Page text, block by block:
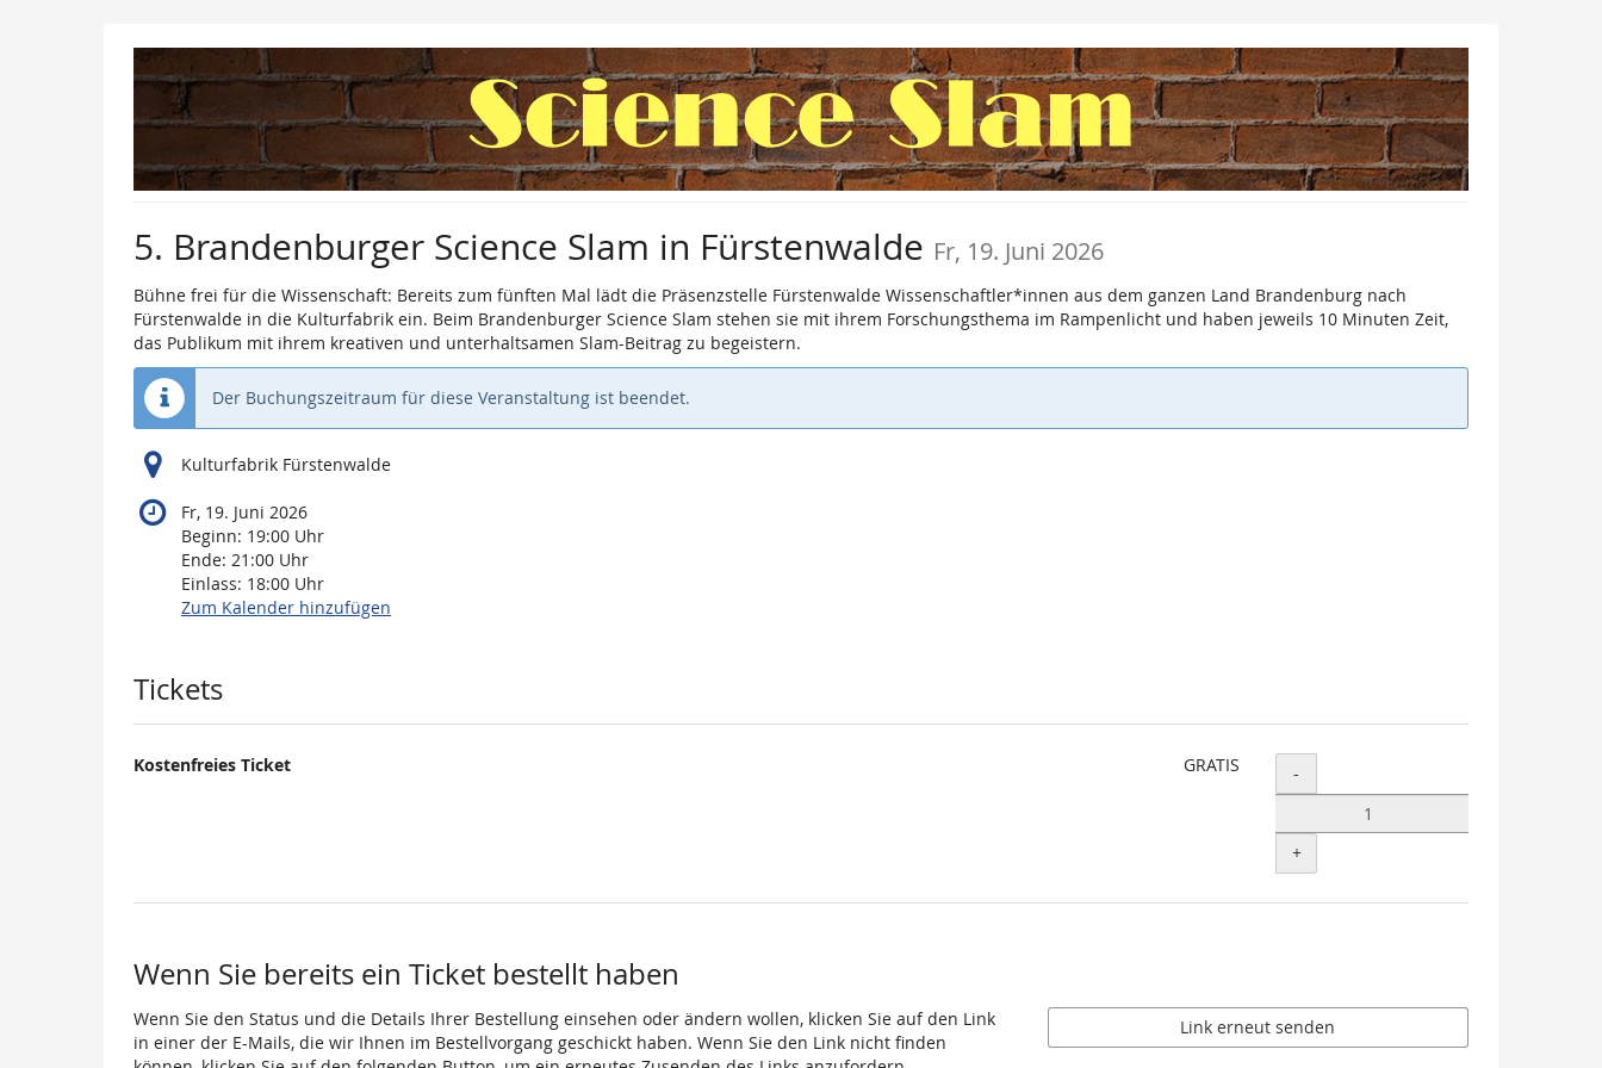
5. Brandenburger Science Slam in Fürstenwalde Fr, 19. Juni 2026
Bühne frei für die Wissenschaft: Bereits zum fünften Mal lädt die Präsenzstelle Fürstenwalde Wissenschaftler*innen aus dem ganzen Land Brandenburg nach
Fürstenwalde in die Kulturfabrik ein. Beim Brandenburger Science Slam stehen sie mit ihrem Forschungsthema im Rampenlicht und haben jeweils 10 Minuten Zeit,
das Publikum mit ihrem kreativen und unterhaltsamen Slam-Beitrag zu begeistern.
Der Buchungszeitraum für diese Veranstaltung ist beendet.
Kulturfabrik Fürstenwalde
Fr, 19. Juni 2026
Beginn: 19:00 Uhr
Ende: 21:00 Uhr
Einlass: 18:00 Uhr
Zum Kalender hinzufügen
Produkte
Tickets
Kostenfreies Ticket GRATIS Menge
-
+
Wenn Sie bereits ein Ticket bestellt haben
Wenn Sie den Status und die Details Ihrer Bestellung einsehen oder ändern wollen, klicken Sie auf den Link
in einer der E-Mails, die wir Ihnen im Bestellvorgang geschickt haben. Wenn Sie den Link nicht finden
Link erneut senden